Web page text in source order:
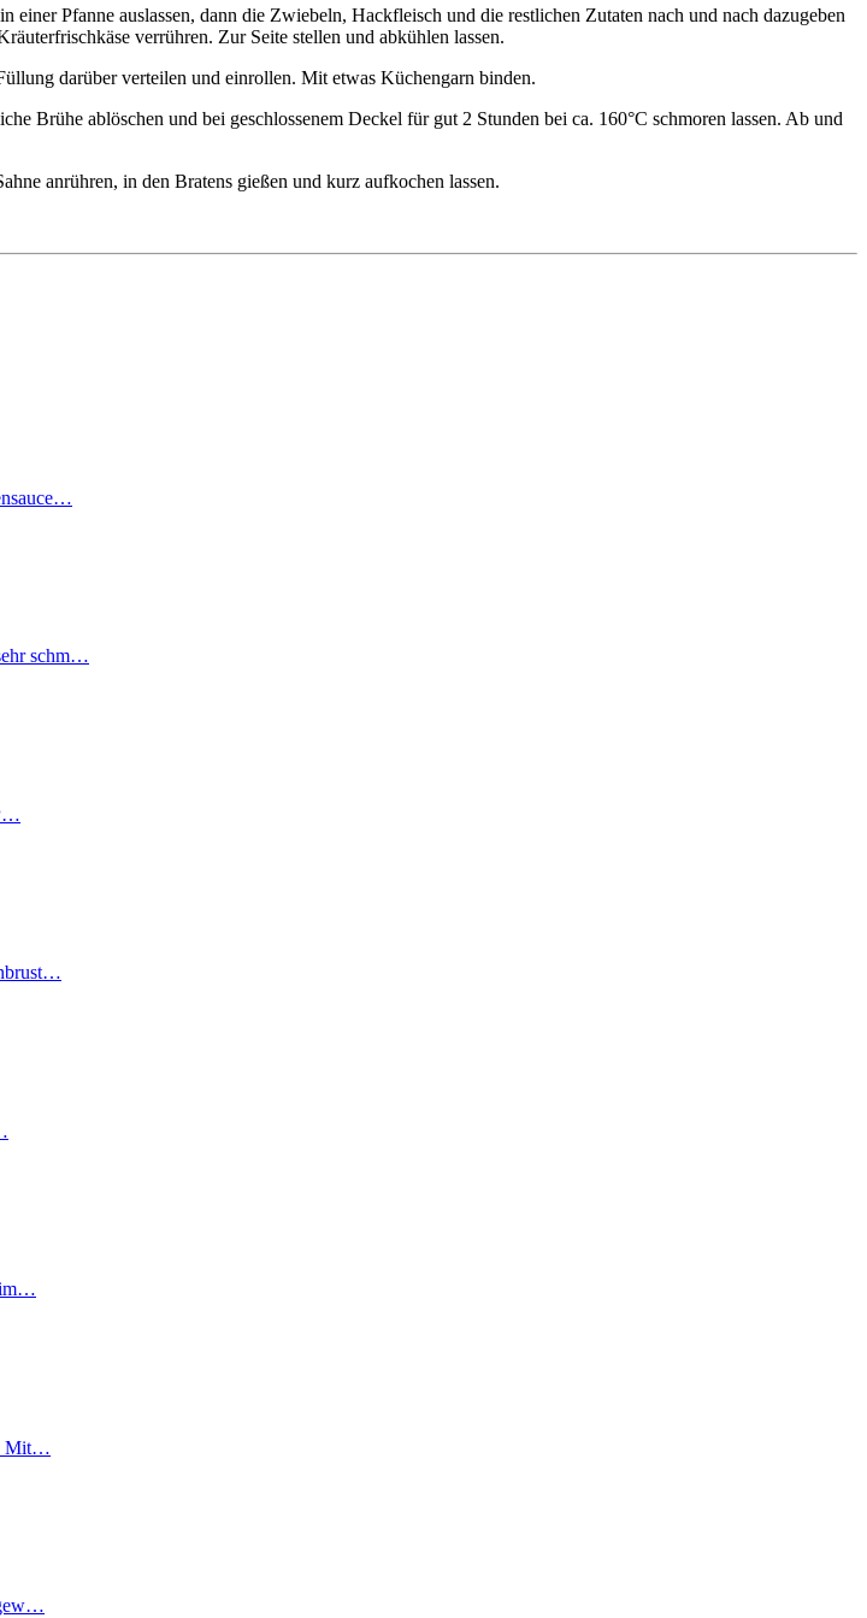
Pfanne auslassen, dann die Zwiebeln, Hackfleisch und die restlichen Zutaten nach und nach dazugeben
verrühren. Zur Seite stellen und abkühlen lassen.
darüber verteilen und einrollen. Mit etwas Küchengarn binden.
Brühe ablöschen und bei geschlossenem Deckel für gut 2 Stunden bei ca. 160°C schmoren lassen. Ab und
anrühren, in den Bratens gießen und kurz aufkochen lassen.
schm…
im…
Mit…